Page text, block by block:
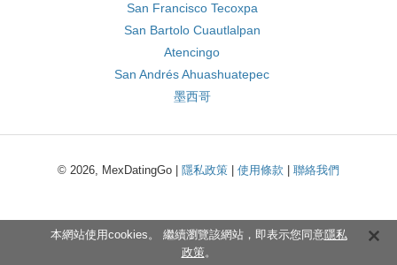
San Francisco Tecoxpa
San Bartolo Cuautlalpan
Atencingo
San Andrés Ahuashuatepec
墨西哥
© 2026, MexDatingGo | 隱私政策 使用條款 聯絡我們
本網站使用cookies。 繼續瀏覽該網站，即表示您同意隱私
政策。